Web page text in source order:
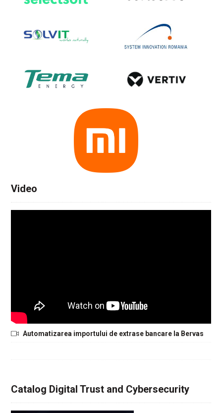
Video
Automatizarea importului de extrase bancare la Bervas
Catalog Digital Trust and Cybersecurity